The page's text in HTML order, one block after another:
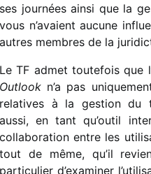
ses jour­nées ainsi que la
vous n’avaient aucune
autres membres de la
Le TF admet toute­fois que
Outlook n’a pas
rela­tives à la gestion du
aussi, en tant qu’ou­til
colla­bo­ra­tion entre les
tout de même, qu’il
parti­cu­lier d’exa­mi­ner